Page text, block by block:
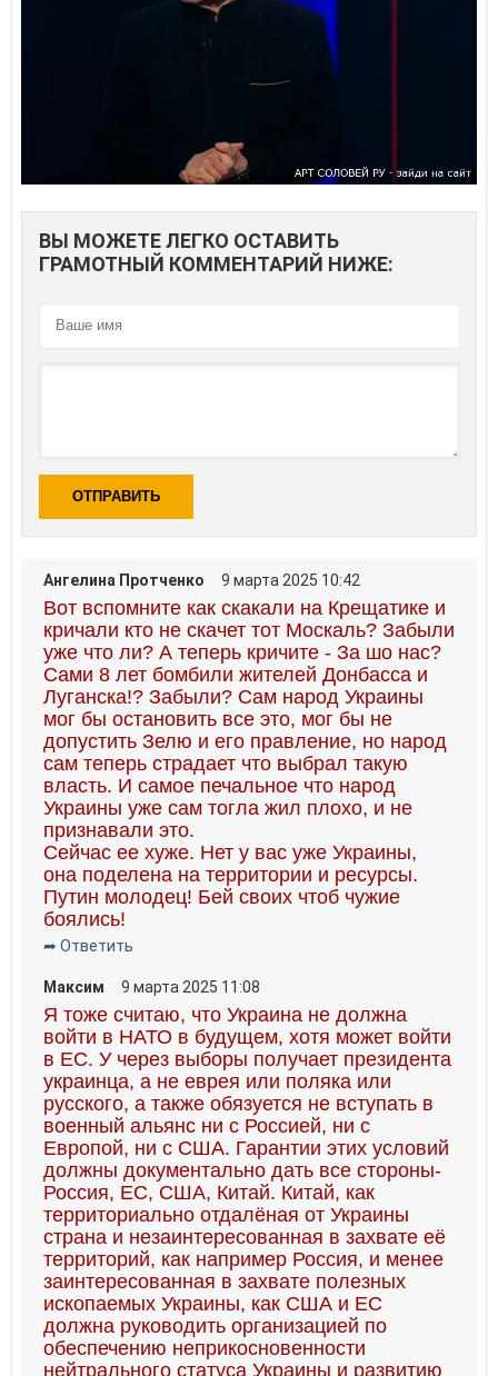
ВЫ МОЖЕТЕ ЛЕГКО ОСТАВИТЬ
ГРАМОТНЫЙ КОММЕНТАРИЙ НИЖЕ:
ОТПРАВИТЬ
Ангелина Протченко 9 марта 2025 10:42
Вот вспомните как скакали на Крещатике и
кричали кто не скачет тот Москаль? Забыли
уже что ли? А теперь кричите - За шо нас?
Сами 8 лет бомбили жителей Донбасса и
Луганска!? Забыли? Сам народ Украины
мог бы остановить все это, мог бы не
допустить Зелю и его правление, но народ
сам теперь страдает что выбрал такую
власть. И самое печальное что народ
Украины уже сам тогла жил плохо, и не
признавали это.
Сейчас ее хуже. Нет у вас уже Украины,
она поделена на территории и ресурсы.
Путин молодец! Бей своих чтоб чужие
боялись!
➦ Ответить
Максим 9 марта 2025 11:08
Я тоже считаю, что Украина не должна
войти в НАТО в будущем, хотя может войти
в ЕС. У через выборы получает президента
украинца, а не еврея или поляка или
русского, а также обязуется не вступать в
военный альянс ни с Россией, ни с
Европой, ни с США. Гарантии этих условий
должны документально дать все стороны-
Россия, ЕС, США, Китай. Китай, как
территориально отдалёная от Украины
страна и незаинтересованная в захвате её
территорий, как например Россия, и менее
заинтересованная в захвате полезных
ископаемых Украины, как США и ЕС
должна руководить организацией по
обеспечению неприкосновенности
нейтрального статуса Украины и развитию